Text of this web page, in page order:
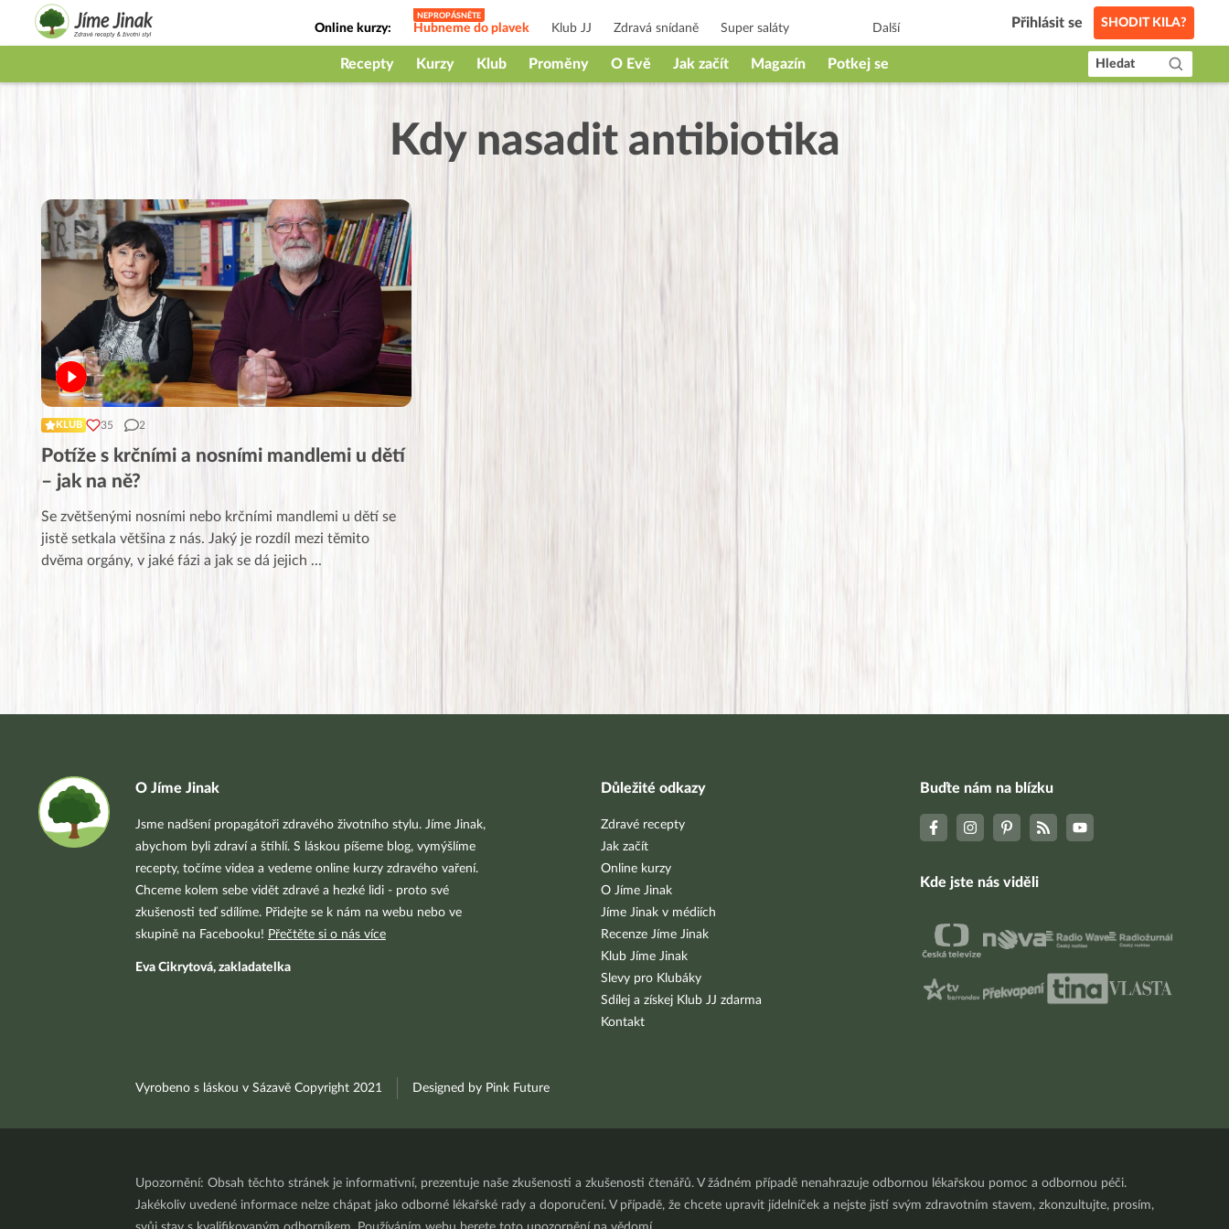
Online kurzy: Hubneme do plavek Klub JJ Zdravá snídaně Super saláty
Jak na babičky
Další Přihlásit se SHODIT KILA?
Recepty Kurzy Klub Proměny O Evě Jak začít Magazín Potkej se Hledat
Kdy nasadit antibiotika
KLUB 35 2
Potíže s krčními a nosními mandlemi u dětí
– jak na ně?
Se zvětšenými nosními nebo krčními mandlemi u dětí se
jistě setkala většina z nás. Jaký je rozdíl mezi těmito
dvěma orgány, v jaké fázi a jak se dá jejich ...
O Jíme Jinak
Jsme nadšení propagátoři zdravého životního stylu. Jíme Jinak,
abychom byli zdraví a štíhlí. S láskou píšeme blog, vymýšlíme
recepty, točíme videa a vedeme online kurzy zdravého vaření.
Chceme kolem sebe vidět zdravé a hezké lidi - proto své
zkušenosti teď sdílíme. Přidejte se k nám na webu nebo ve
skupině na Facebooku! Přečtěte si o nás více
Eva Cikrytová, zakladatelka
Důležité odkazy
Zdravé recepty
Jak začít
Online kurzy
O Jíme Jinak
Jíme Jinak v médiích
Recenze Jíme Jinak
Klub Jíme Jinak
Slevy pro Klubáky
Sdílej a získej Klub JJ zdarma
Kontakt
Buďte nám na blízku
Kde jste nás viděli
Vyrobeno s láskou v Sázavě Copyright 2021 Designed by Pink Future
Upozornění: Obsah těchto stránek je informativní, prezentuje naše zkušenosti a zkušenosti čtenářů. V žádném případě nenahrazuje odbornou lékařskou pomoc a odbornou péči.
Jakékoliv uvedené informace nelze chápat jako odborné lékařské rady a doporučení. V případě, že chcete upravit jídelníček a nejste jistí svým zdravotním stavem, zkonzultujte, prosím,